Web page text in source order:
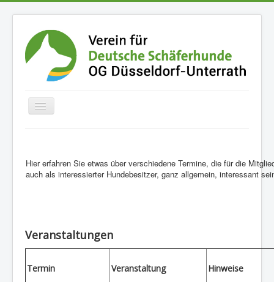
Termine
Buchempfehlungen
Hier erfahren Sie etwas über verschiedene Termine, die für die
auch als interessierter Hundebesitzer, ganz allgemein, interessant
Veranstaltungen
Termin Veranstaltung Hinweise